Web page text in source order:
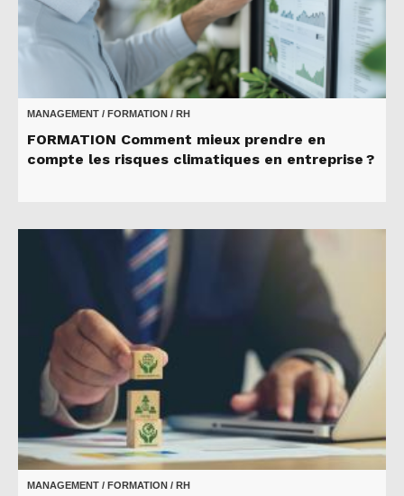
MANAGEMENT / FORMATION / RH
FORMATION Comment mieux prendre en
compte les risques climatiques en entreprise ?
MANAGEMENT / FORMATION / RH